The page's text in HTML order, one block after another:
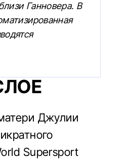
Ганновера. В
Джулии
Supersport